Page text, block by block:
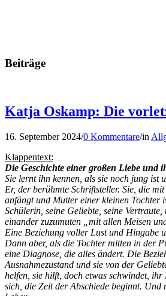
Beiträge
Katja Oskamp: Die
16. September 2024/0 Kommentare/in
Klappentext:
Die Geschichte einer großen Liebe und
Sie lernt ihn kennen, als sie noch jung ist
Er, der berühmte Schriftsteller. Sie, die
anfängt und Mutter einer kleinen Tochter
Schülerin, seine Geliebte, seine
einander zuzumuten „mit allen Meisen
Eine Beziehung voller Lust und Hingabe
Dann aber, als die Tochter mitten in der
eine Diagnose, die alles ändert. Die
Ausnahmezustand und sie von der
helfen, sie hilft, doch etwas schwindet, ihr
sich, die Zeit der Abschiede beginnt. Und